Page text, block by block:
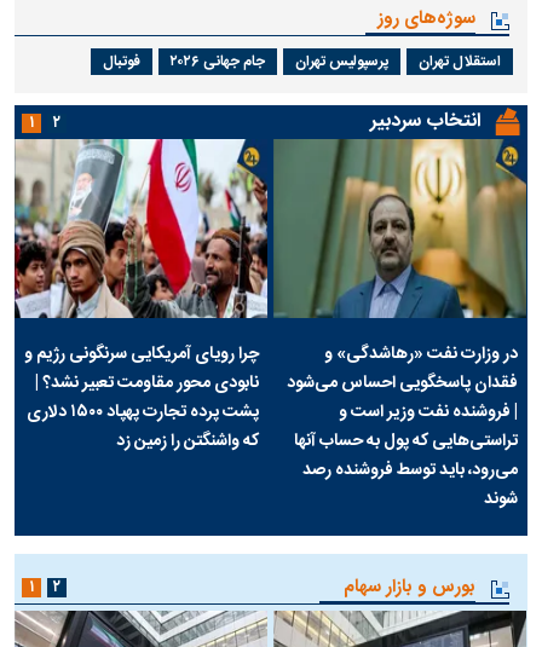
سوژه‌های روز
استقلال تهران پرسپولیس تهران جام جهانی ۲۰۲۶ فوتبال
انتخاب سردبیر
در وزارت نفت «رهاشدگی» و
فقدان پاسخگویی احساس می‌شود
| فروشنده نفت وزیر است و
تراستی‌هایی که پول به حساب آنها
می‌رود، باید توسط فروشنده رصد
شوند
چرا رویای آمریکایی سرنگونی رژیم و
نابودی محور مقاومت تعبیر نشد؟ |
پشت پرده تجارت پهپاد‌ ۱۵۰۰ دلاری
که واشنگتن را زمین زد
۱ ۲
بورس و بازار سهام ۱ ۲